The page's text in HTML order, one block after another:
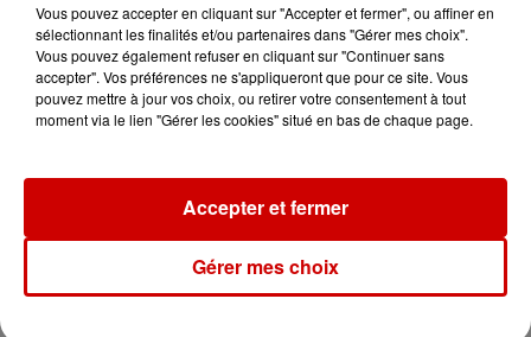
Jeux Voir plus
régions !
Gagnez vos places pour le
Vous pouvez accepter en cliquant sur "Accepter et fermer", ou affiner en
sélectionnant les finalités et/ou partenaires dans "Gérer mes choix".
Vous pouvez également refuser en cliquant sur "Continuer sans
accepter". Vos préférences ne s'appliqueront que pour ce site. Vous
pouvez mettre à jour vos choix, ou retirer votre consentement à tout
moment via le lien "Gérer les cookies" situé en bas de chaque page.
Gérer mes choix
Accepter et fermer